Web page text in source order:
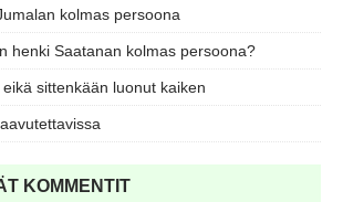
kolmas persoona
henki Saatanan kolmas persoona?
sittenkään luonut kaiken
KOMMENTIT